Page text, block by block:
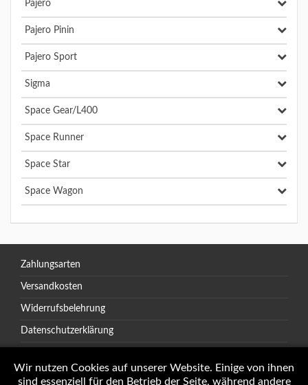
Pajero
Pajero Pinin
Pajero Sport
Sigma
Space Gear/L400
Space Runner
Space Star
Space Wagon
Zahlungsarten
Versandkosten
Widerrufsbelehrung
Datenschutzerklärung
Wir nutzen Cookies auf unserer Website. Einige von ihnen
sind essenziell für den Betrieb der Seite, während andere